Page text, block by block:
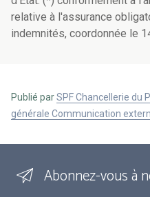
relative à l'assurance
indemnités, coordonnée le
Publié parSPF Chancellerie du
générale Communication
Abonnez-vous à